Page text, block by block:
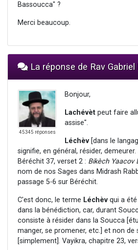
Bassoucca" ?
Merci beaucoup.
La réponse de Rav Gabriel
45345 réponses
Bonjour,
Lachévèt peut faire
assise".
Léchèv [dans le
signifie, en général, résider,
Béréchit 37, verset 2 : Bikèch Yaacov
nom de nos Sages dans Midrash
passage 5-6 sur Béréchit.
C'est donc, le terme Léchèv qui a
dans la bénédiction, car, durant
consiste à résider dans la Soucca
manger, se promener, etc.] et non de
[simplement]. Vayikra, chapitre 23,